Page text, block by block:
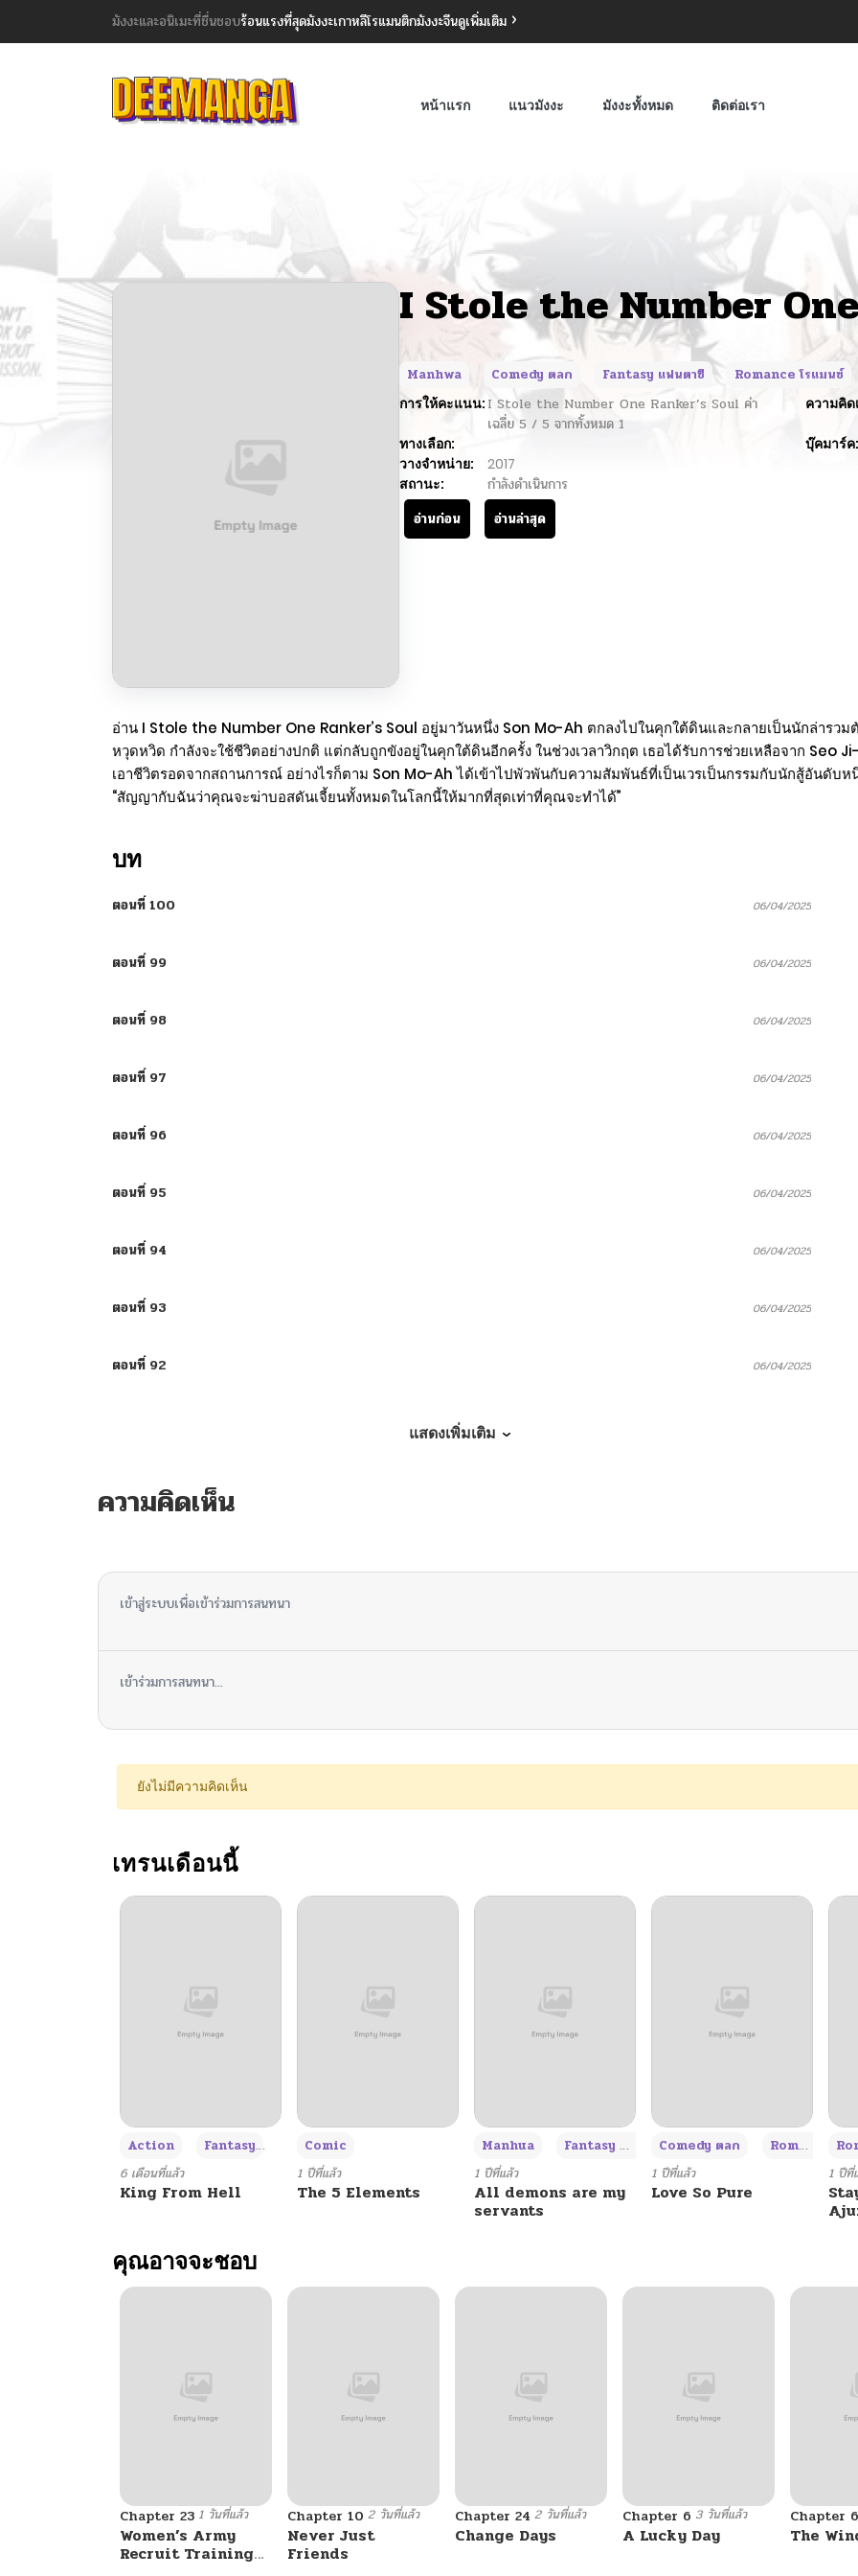
มังงะและอนิเมะที่ชื่นชอบร้อนแรงที่สุดมังงะเกาหลีโรแมนติกมังงะจีนดูเพิ่มเติม
หน้าแรก แนวมังงะ มังงะทั้งหมด ติดต่อเรา
I Stole the Number
Manhwa Comedy ตลก Fantasy แฟนตาซี Romance โรแมนซ์
การให้คะแนน: I Stole the Number One Ranker’s Soul ค่า
เฉลี่ย 5 / 5 จากทั้งหมด 1
ความคิด
ทางเลือก:
บุ๊คมาร์ค:
วางจำหน่าย:
2017
สถานะ:
กำลังดำเนินการ
อ่านก่อน
อ่านล่าสุด
อ่าน I Stole the Number One Ranker’s Soul อยู่มาวันหนึ่ง Son Mo-Ah ตกลงไปในคุกใต้ดินและกลายเป็นนักล่ารว
หวุดหวิด กำลังจะใช้ชีวิตอย่างปกติ แต่กลับถูกขังอยู่ในคุกใต้ดินอีกครั้ง ในช่วงเวลาวิกฤต เธอได้รับการช่วยเหลือจาก Seo
เอาชีวิตรอดจากสถานการณ์ อย่างไรก็ตาม Son Mo-Ah ได้เข้าไปพัวพันกับความสัมพันธ์ที่เป็นเวรเป็นกรรมกับนักสู้อันดับ
“สัญญากับฉันว่าคุณจะฆ่าบอสดันเจี้ยนทั้งหมดในโลกนี้ให้มากที่สุดเท่าที่คุณจะทำได้”
บท
ตอนที่ 100 06/04/2025
ตอนที่ 99 06/04/2025
ตอนที่ 98 06/04/2025
ตอนที่ 97 06/04/2025
ตอนที่ 96 06/04/2025
ตอนที่ 95 06/04/2025
ตอนที่ 94 06/04/2025
ตอนที่ 93 06/04/2025
ตอนที่ 92 06/04/2025
ตอนที่ 88
ตอนที่ 87 06/04/2025
ตอนที่ 85 06/04/2025
ตอนที่ 79
ตอนที่ 78
ตอนที่ 76 05/09/2025
ตอนที่ 72 10/25/2024
แสดงเพิ่มเติม
ความคิดเห็น
เข้าสู่ระบบเพื่อเข้าร่วมการสนทนา
เข้าร่วมการสนทนา...
ยังไม่มีความคิดเห็น
เทรนเดือนนี้
Action Fantasy
6 เดือนที่แล้ว
King From Hell
Comic
1 ปีที่แล้ว
The 5 Elements
Manhua Fantasy แฟนตาซี +3
1 ปีที่แล้ว
All demons are my
servants
Comedy ตลก Romance โรแมนซ์
1 ปีที่แล้ว
Love So Pure
1 ปีที่
คุณอาจจะชอบ
Chapter 23 1 วันที่แล้ว
Women’s Army
Recruit Training
Chapter 10 2 วันที่แล้ว
Never Just
Friends
Chapter 24 2 วันที่แล้ว
Change Days
Chapter 6 3 วันที่แล้ว
A Lucky Day
Chapter 6
The